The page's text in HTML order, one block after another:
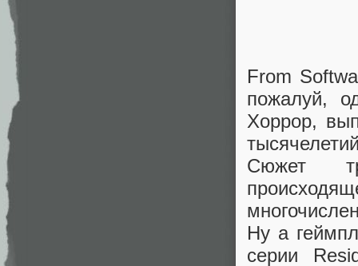
From
пожалуй,
Хоррор,
Сюжет
Ну а
серии